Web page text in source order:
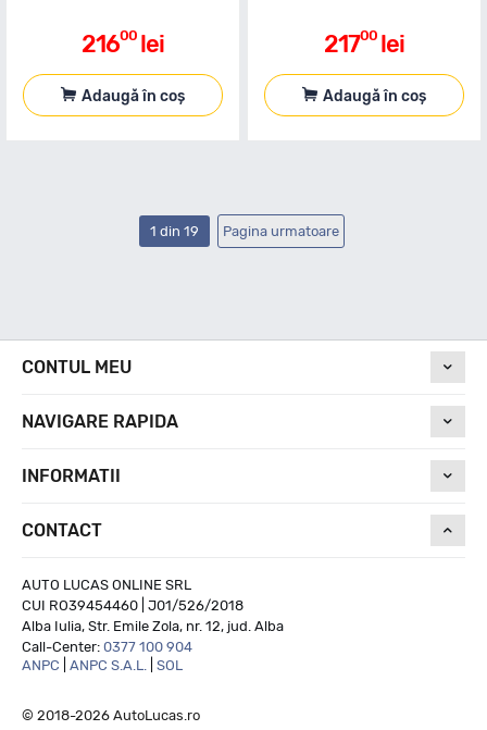
21600 lei
Adaugă în coș
21700 lei
Adaugă în coș
1 din 19 Pagina urmatoare
CONTUL MEU
NAVIGARE RAPIDA
INFORMATII
CONTACT
AUTO LUCAS ONLINE SRL
CUI RO39454460 | J01/526/2018
Alba Iulia, Str. Emile Zola, nr. 12, jud. Alba
Call-Center: 0377 100 904
ANPC
ANPC S.A.L. SOL
© 2018-2026 AutoLucas.ro